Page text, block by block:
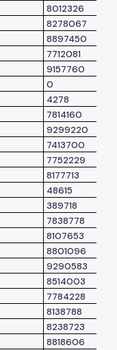
8012326
8278067
8897450
7712081
9157760
0
4278
7814160
9299220
7413700
7752229
8177713
48615
389718
7838778
8107653
8801096
9290583
8514003
7784228
8138788
8238723
8818606